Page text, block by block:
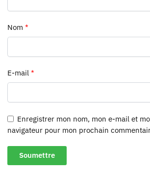
Nom *
E-mail *
Enregistrer mon nom, mon e-mail et
navigateur pour mon prochain